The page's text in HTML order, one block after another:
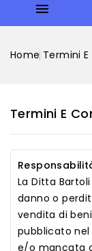

Home Termini
Termini E
La Ditta
danno o
vendita di
pubblicato
e/o mancata